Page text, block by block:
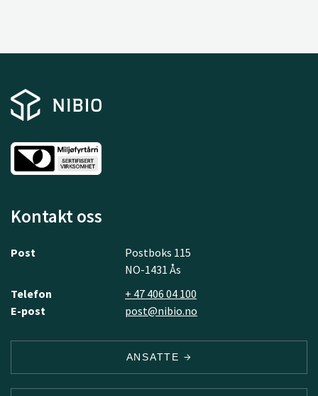
Kontakt oss
Post
Postboks 115
NO-1431 Ås
Telefon
+ 47 406 04 100
E-post
post@nibio.no
ANSATTE